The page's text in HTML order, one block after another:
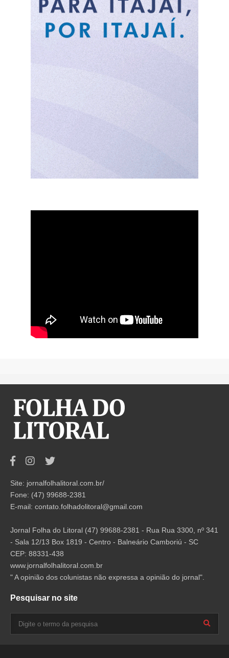
Site: jornalfolhalitoral.com.br/
Fone: (47) 99688-2381
E-mail: contato.folhadolitoral@gmail.com
Jornal Folha do Litoral (47) 99688-2381 - Rua Rua 3300, nº 341
- Sala 12/13 Box 1819 - Centro - Balneário Camboriú - SC
CEP: 88331-438
www.jornalfolhalitoral.com.br
" A opinião dos colunistas não expressa a opinião do jornal".
Pesquisar no site